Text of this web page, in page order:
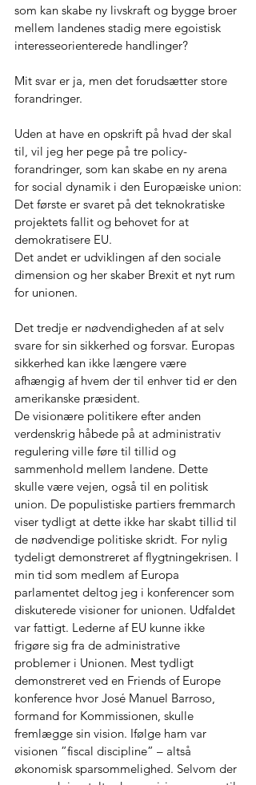
som kan skabe ny livskraft og bygge broer
mellem landenes stadig mere egoistisk
interesseorienterede handlinger?
Mit svar er ja, men det forudsætter store
forandringer.
Uden at have en opskrift på hvad der skal
til, vil jeg her pege på tre policy-
forandringer, som kan skabe en ny arena
for social dynamik i den Europæiske union:
Det første er svaret på det teknokratiske
projektets fallit og behovet for at
demokratisere EU.
Det andet er udviklingen af den sociale
dimension og her skaber Brexit et nyt rum
for unionen.
Det tredje er nødvendigheden af at selv
svare for sin sikkerhed og forsvar. Europas
sikkerhed kan ikke længere være
afhængig af hvem der til enhver tid er den
amerikanske præsident.
De visionære politikere efter anden
verdenskrig håbede på at administrativ
regulering ville føre til tillid og
sammenhold mellem landene. Dette
skulle være vejen, også til en politisk
union. De populistiske partiers fremmarch
viser tydligt at dette ikke har skabt tillid til
de nødvendige politiske skridt. For nylig
tydeligt demonstreret af flygtningekrisen. I
min tid som medlem af Europa
parlamentet deltog jeg i konferencer som
diskuterede visioner for unionen. Udfaldet
var fattigt. Lederne af EU kunne ikke
frigøre sig fra de administrative
problemer i Unionen. Mest tydligt
demonstreret ved en Friends of Europe
konference hvor José Manuel Barroso,
formand for Kommissionen, skulle
fremlægge sin vision. Ifølge ham var
visionen ”fiscal discipline” – altså
økonomisk sparsommelighed. Selvom der